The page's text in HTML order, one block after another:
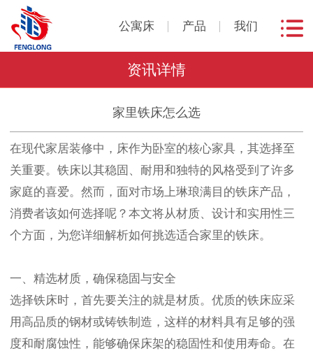
公寓床 产品 我们
资讯详情
家里铁床怎么选
在现代家居装修中，床作为卧室的核心家具，其选择至
关重要。铁床以其稳固、耐用和独特的风格受到了许多
家庭的喜爱。然而，面对市场上琳琅满目的铁床产品，
消费者该如何选择呢？本文将从材质、设计和实用性三
个方面，为您详细解析如何挑选适合家里的铁床。
一、精选材质，确保稳固与安全
选择铁床时，首先要关注的就是材质。优质的铁床应采
用高品质的钢材或铸铁制造，这样的材料具有足够的强
度和耐腐蚀性，能够确保床架的稳固性和使用寿命。在